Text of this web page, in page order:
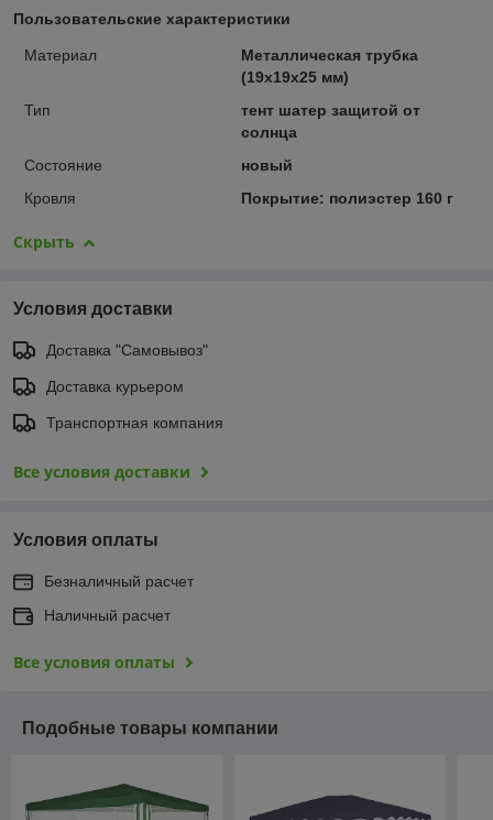
Пользовательские характеристики
Материал
Металлическая трубка
(19х19х25 мм)
Тип
тент шатер защитой от
солнца
Состояние
новый
Кровля
Покрытие: полиэстер 160 г
Скрыть
Условия доставки
Доставка "Самовывоз"
Доставка курьером
Транспортная компания
Все условия доставки
Условия оплаты
Безналичный расчет
Наличный расчет
Все условия оплаты
Подобные товары компании